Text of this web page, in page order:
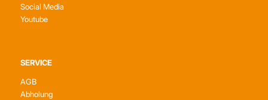
Social Media
Youtube
SERVICE
AGB
Abholung